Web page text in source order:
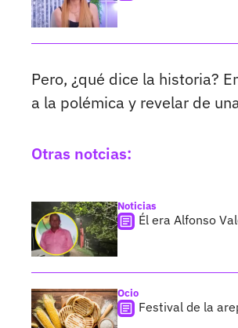
Pero, ¿qué dice la historia?
a la polémica y revelar de
Otras notcias:
Noticias
Él era Alfonso
Ocio
Festival de la